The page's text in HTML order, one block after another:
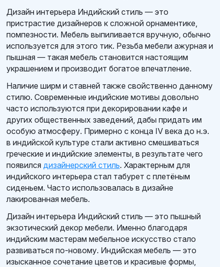
Дизайн интерьера Индийский стиль — это
пристрастие дизайнеров к сложной орнаментике,
помпезности. Мебель выпиливается вручную, обычно
используется для этого тик. Резьба мебели ажурная и
пышная — такая мебель становится настоящим
украшением и производит богатое впечатление.
Наличие ширм и ставней также свойственно данному
стилю. Современные индийские мотивы довольно
часто используются при декорировании кафе и
других общественных заведений, дабы придать им
особую атмосферу. Примерно с конца IV века до н.э.
в индийской культуре стали активно смешиваться
греческие и индийские элементы, в результате чего
появился дизайнерский стиль. Характерным для
индийского интерьера стал табурет с плетёным
сиденьем. Часто использовалась в дизайне
лакированная мебель.
Дизайн интерьера Индийский стиль — это пышный
экзотический декор мебели. Именно благодаря
индийским мастерам мебельное искусство стало
развиваться по-новому. Индийская мебель — это
изысканное сочетание цветов и красивые формы,